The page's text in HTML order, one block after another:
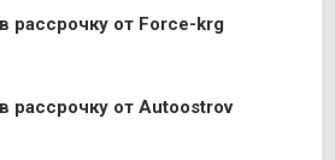
рассрочку от Force-krg
рассрочку от Autoostrov